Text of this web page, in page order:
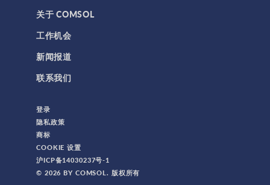
关于 COMSOL
工作机会
新闻报道
联系我们
登录
隐私政策
商标
COOKIE 设置
沪ICP备14030237号-1
© 2026 BY COMSOL. 版权所有